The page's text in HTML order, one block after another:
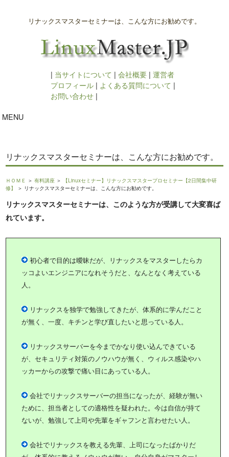
リナックスマスターセミナーは、こんな方にお勧めです。
| 当サイトについて | 会社概要| 運営者
プロフィール| よくある質問について |
お問い合わせ|
MENU
リナックスマスターセミナーは、こんな方にお勧めです。
ＨＯＭＥ ＞有料講座 ＞
【Linuxセミナー】リナックスマスタープロセミナー【2日間集中研
修】
＞ リナックスマスターセミナーは、こんな方にお勧めです。
リナックスマスターセミナーは、このような方が受講して大変喜ば
れています。
初心者で目的は曖昧だが、リナックスをマスターしたらカ
ッコよいエンジニアになれそうだと、なんとなく考えている
人。
リナックスを独学で勉強してきたが、体系的に学んだこと
が無く、一度、キチンと学び直したいと思っている人。
リナックスサーバーを今までかなり使い込んできている
が、セキュリティ対策のノウハウが無く、ウィルス感染やハ
ッカーからの攻撃で痛い目にあっている人。
会社でリナックスサーバーの担当になったが、経験が無い
ために、担当者としての適格性を疑われた。今は自信が持て
ないが、勉強して上司や先輩をギャフンと言わせたい人。
会社でリナックスを教える先輩、上司になったばかりだ